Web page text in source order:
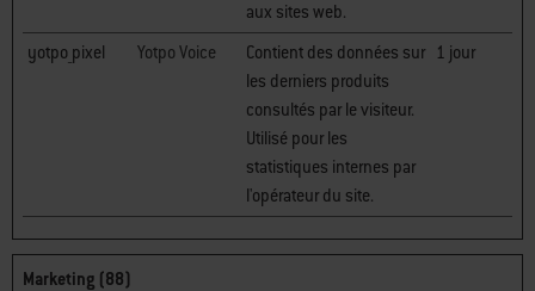
aux sites web.
yotpo_pixel Yotpo Voice
Contient des données sur
les derniers produits
consultés par le visiteur.
Utilisé pour les
statistiques internes par
l'opérateur du site.
1 jour
Marketing (88)